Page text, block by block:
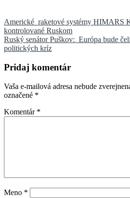
Navigácia
v
článku
Americké raketové systémy HIMARS
kontrolované Ruskom
Ruský senátor Puškov: Európa bude
politických kríz
Pridaj komentár
Vaša e-mailová adresa nebude
označené *
Komentár *
Meno *